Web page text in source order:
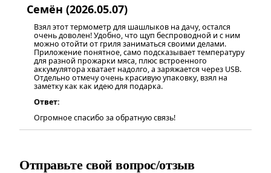
Семён (2026.05.07)
Взял этот термометр для шашлыков на дачу, остался
очень доволен! Удобно, что щуп беспроводной и с ним
можно отойти от гриля заниматься своими делами.
Приложение понятное, само подсказывает температуру
для разной прожарки мяса, плюс встроенного
аккумулятора хватает надолго, а заряжается через USB.
Отдельно отмечу очень красивую упаковку, взял на
заметку как как идею для подарка.
Ответ:
Огромное спасибо за обратную связь!
Отправьте свой вопрос/отзыв